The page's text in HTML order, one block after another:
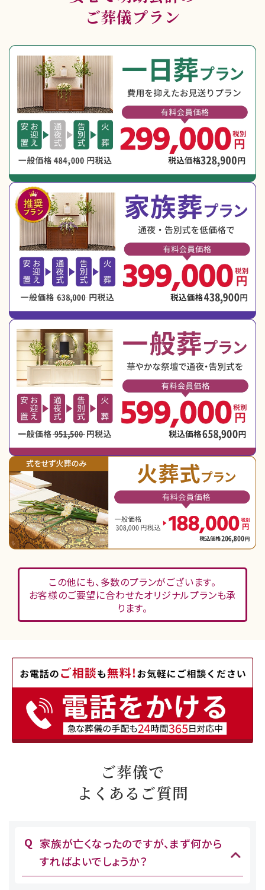
ご葬儀プラン
この他にも、多数のプランがございます。
お客様のご要望に合わせたオリジナルプランも承
ります。
ご葬儀で
よくあるご質問
家族が亡くなったのですが、まず何から
すればよいでしょうか？